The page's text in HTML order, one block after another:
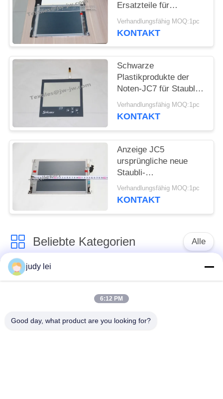
Ersatzteile für
Teilnummer
F293.948.00 an
Verhandlungsfähig MOQ:1pc
KONTAKT
Schwarze
Plastikprodukte der
Noten-JC7 für Staubli-
Schaftmaschinen-
Ersatzteile
Verhandlungsfähig MOQ:1pc
KONTAKT
Anzeige JC5
ursprüngliche neue
Staubli-
Schaftmaschinen-
Ersatzteile für
Verhandlungsfähig MOQ:1pc
KONTAKT
Beliebte Kategorien Alle
Ersatzteile des
Ersatzteile sulzer
Webstuhls
judy lei
6:12 PM
Good day, what product are you looking for?